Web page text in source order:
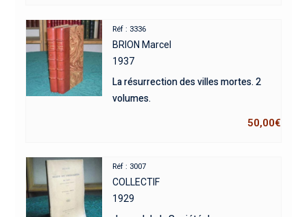
Réf : 3336
BRION Marcel
1937
La résurrection des villes mortes. 2
volumes.
50,00€
Réf : 3007
COLLECTIF
1929